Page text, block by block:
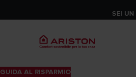
SEI UN
GUIDA AL RISPARMIO